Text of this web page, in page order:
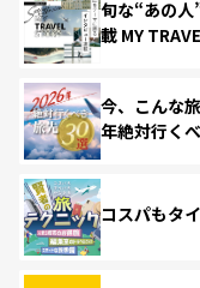
旬な“あの人
載 MY
今、こんな
年絶対行く
コスパもタ